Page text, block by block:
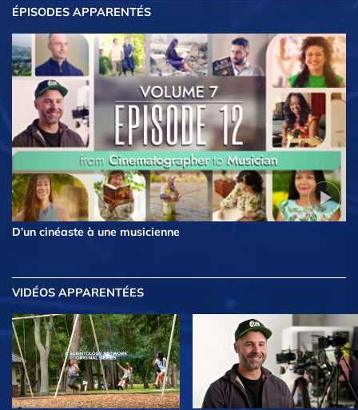
ÉPISODES APPARENTÉS
D’un cinéaste à une musicienne
VIDÉOS APPARENTÉES